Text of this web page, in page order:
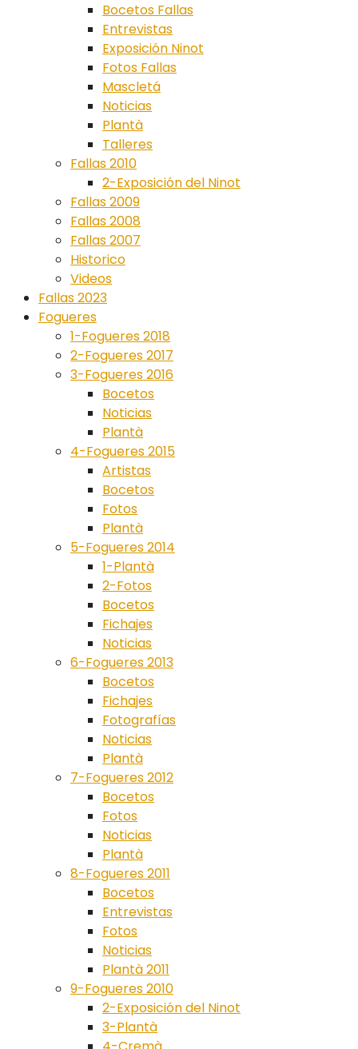
Bocetos Fallas
Entrevistas
Exposición Ninot
Fotos Fallas
Mascletá
Noticias
Plantà
Talleres
Fallas 2010
2-Exposición del Ninot
Fallas 2009
Fallas 2008
Fallas 2007
Historico
Videos
Fallas 2023
Fogueres
1-Fogueres 2018
2-Fogueres 2017
3-Fogueres 2016
Bocetos
Noticias
Plantà
4-Fogueres 2015
Artistas
Bocetos
Fotos
Plantà
5-Fogueres 2014
1-Plantà
2-Fotos
Bocetos
Fichajes
Noticias
6-Fogueres 2013
Bocetos
Fichajes
Fotografías
Noticias
Plantà
7-Fogueres 2012
Bocetos
Fotos
Noticias
Plantà
8-Fogueres 2011
Bocetos
Entrevistas
Fotos
Noticias
Plantà 2011
9-Fogueres 2010
2-Exposición del Ninot
3-Plantà